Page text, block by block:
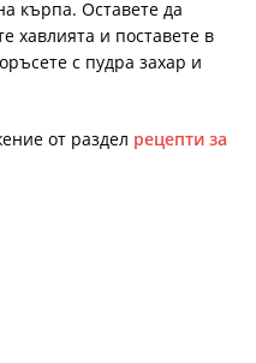
кърпа. Оставете да
хавлията и поставете в
с пудра захар и
от раздел рецепти за